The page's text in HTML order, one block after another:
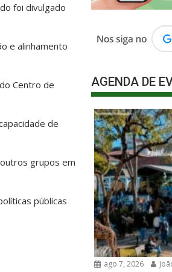
foi divulgado
e alinhamento
Centro de
de
grupos em
públicas
AGENDA DE
ago 7, 2026